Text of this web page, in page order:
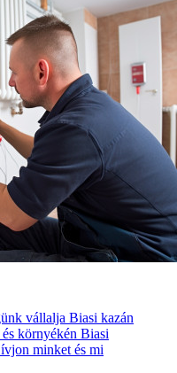
vállalja Biasi kazán
és környékén Biasi
minket és mi